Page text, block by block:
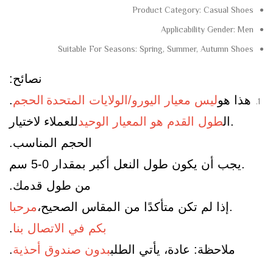
Product Category: Casual Shoes
Applicability Gender: Men
Suitable For Seasons: Spring, Summer, Autumn Shoes
نصائح:
هذا هوليس معيار اليورو/الولايات المتحدة الحجم.
طول القدم هو المعيار الوحيدللعملاء لاختيار
الحجم المناسب.
3.يجب أن يكون طول النعل أكبر بمقدار 0-5 سم
من طول قدمك.
مرحبا
بكم في الاتصال بنا.
ملاحظة: عادة، يأتي الطلببدون صندوق أحذية.